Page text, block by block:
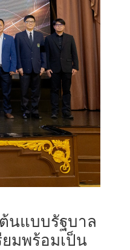
ต้นแบบรัฐบาล
มพร้อมเป็น